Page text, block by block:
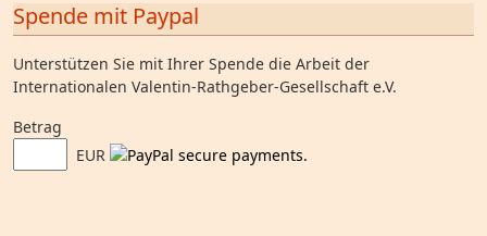
Spende mit Paypal
Unterstützen Sie mit Ihrer Spende die Arbeit der
Internationalen Valentin-Rathgeber-Gesellschaft e.V.
Betrag
EUR